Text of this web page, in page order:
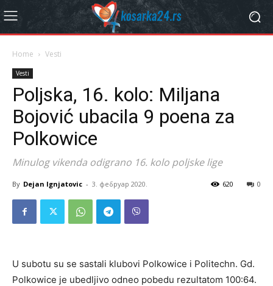
Home Vesti
Vesti
Poljska, 16. kolo: Miljana
Bojović ubacila 9 poena za
Polkowice
Minulog vikenda odigrano 16. kolo poljske lige
By Dejan Ignjatovic - 3. фебруар 2020. 0
620
U subotu su se sastali klubovi Polkowice i Politechn. Gd.
Polkowice je ubedljivo odneo pobedu rezultatom 100:64.